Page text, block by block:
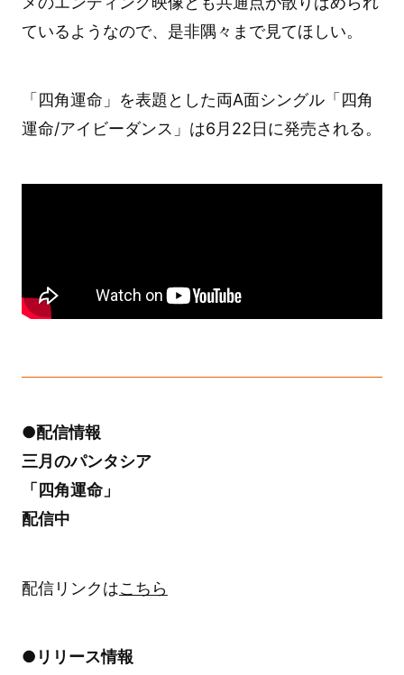
ているようなので、是非隅々まで見てほしい。
「四角運命」を表題とした両A面シングル「四角
運命/アイビーダンス」は6月22日に発売される。
●配信情報
三月のパンタシア
「四角運命」
配信中
配信リンクはこちら
●リリース情報